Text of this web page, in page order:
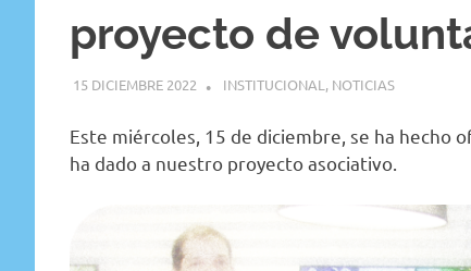
proyecto de
15 DICIEMBRE 2022 GEMOSCLERA
INSTITUCIONAL , NOTICIAS
Este miércoles, 15 de diciembre, se ha hecho
ha dado a nuestro proyecto asociativo.